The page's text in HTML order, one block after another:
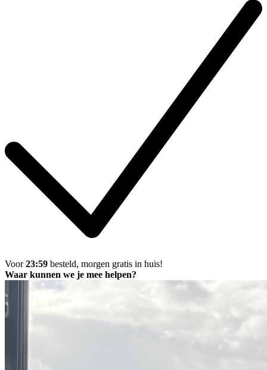
Voor23:59 besteld, morgen gratis in huis!
Waar kunnen we je mee helpen?